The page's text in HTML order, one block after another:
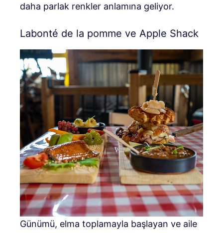
daha parlak renkler anlamına geliyor.
Labonté de la pomme ve Apple Shack
Günümü, elma toplamayla başlayan ve aile